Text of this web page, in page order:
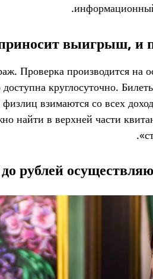
выигрыш, и
Проверка производится на
круглосуточно.
взимаются со всех
найти в верхней части
рублей